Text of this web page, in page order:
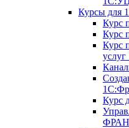
Курсы для
Курс
Курс
Курс
услуг
Курс